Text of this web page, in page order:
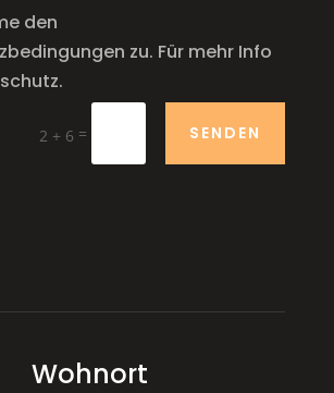
den
zu. Für mehr Info
2 + 6 = SENDEN
Wohnort